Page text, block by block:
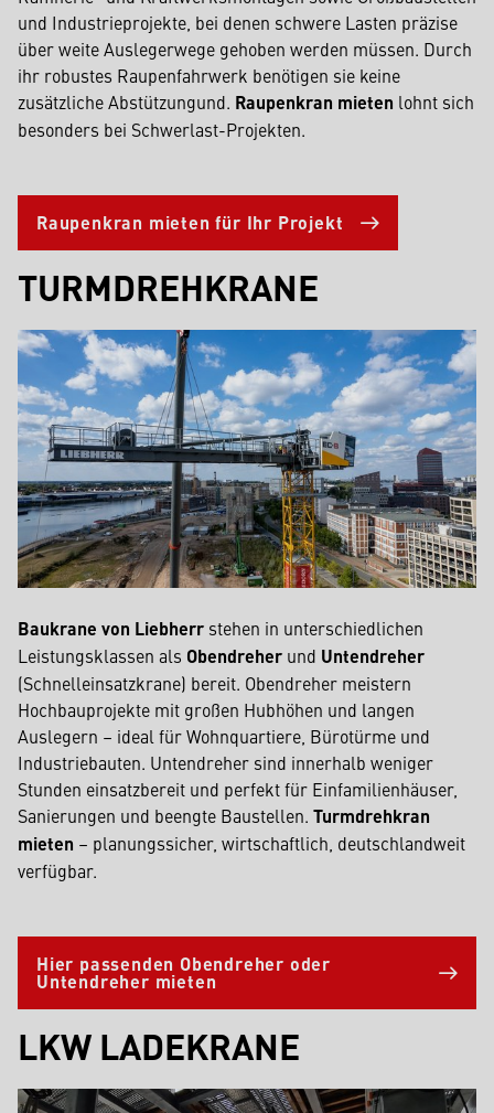
und Industrieprojekte, bei denen schwere Lasten präzise
über weite Auslegerwege gehoben werden müssen. Durch
ihr robustes Raupenfahrwerk benötigen sie keine
zusätzliche Abstützungund. Raupenkran mieten lohnt sich
besonders bei Schwerlast-Projekten.
Raupenkran mieten für Ihr Projekt
TURMDREHKRANE
Baukrane von Liebherr stehen in unterschiedlichen
Leistungsklassen als Obendreher und Untendreher
(Schnelleinsatzkrane) bereit. Obendreher meistern
Hochbauprojekte mit großen Hubhöhen und langen
Auslegern – ideal für Wohnquartiere, Bürotürme und
Industriebauten. Untendreher sind innerhalb weniger
Stunden einsatzbereit und perfekt für Einfamilienhäuser,
Sanierungen und beengte Baustellen. Turmdrehkran
mieten – planungssicher, wirtschaftlich, deutschlandweit
verfügbar.
Hier passenden Obendreher oder
Untendreher mieten
LKW LADEKRANE